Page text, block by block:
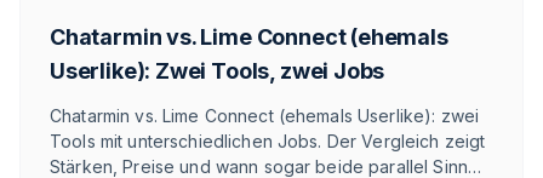
Chatarmin vs. Lime Connect (ehemals
Userlike): Zwei Tools, zwei Jobs
Chatarmin vs. Lime Connect (ehemals Userlike): zwei
Tools mit unterschiedlichen Jobs. Der Vergleich zeigt
Stärken, Preise und wann sogar beide parallel Sinn